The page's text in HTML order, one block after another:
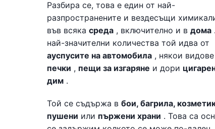
Разбира се, това е един от най-
разпространените и вездесъщи
във всяка среда , включително и в дома
най-значителни количества той идва от
ауспусите на автомобила , някои видове
печки , пещи за изгаряне и дори
дим .
Той се съдържа в бои, багрила,
пушени или пържени храни . Това са